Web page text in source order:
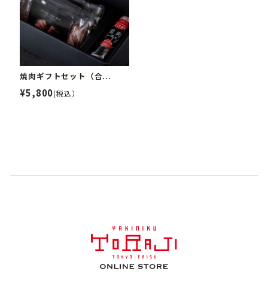
焼肉ギフトセット（合...
¥5,800(税込）